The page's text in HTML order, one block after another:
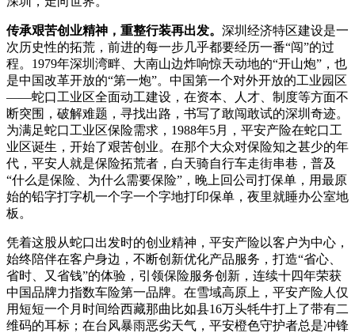
传承艰苦创业精神，重整行装再出发。 深圳经济特区建设是一
次历史性的拓荒，前进的每一步几乎都要经历一番“闯”的过
程。1979年深圳湾畔、大南山边炸响惊天动地的“开山炮”，也
是中国改革开放的“第一炮”。中国第一个对外开放的工业园区
——蛇口工业区全面动工建设，在资本、人才、制度等方面不
断突围，破解难题，寻找出路，书写了敢闯敢试的深圳奇迹。
为满足蛇口工业区保险需求，1988年5月，平安产险在蛇口工
业区诞生，开始了艰苦创业。在那个大众对保险知之甚少的年
代，平安人就是保险拓荒者，白天骑自行车走街串巷，普及
“什么是保险、为什么需要保险”，晚上回公司打保单，用最原
始的铅字打字机一个字一个字地打印保单，夜里就睡办公室地
板。
凭着这股从蛇口出发时的创业精神，平安产险以客户为中心，
始终陪伴在客户身边，不断创新优化产品服务，打造“省心、
省时、又省钱”的体验，引领保险服务创新，连续十四年荣获
中国品牌力指数车险第一品牌。在雪域高原上，平安产险人仅
用短短一个月时间给西藏那曲比如县16万头牦牛打上了带有二
维码的耳标；在台风暴雨恶劣天气，平安橙色守护者总是冲锋